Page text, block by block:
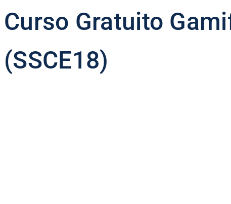
Curso Gratuito
(SSCE18)